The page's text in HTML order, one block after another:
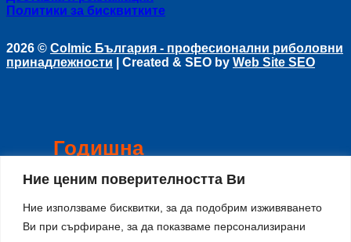
Ние ценим поверителността Ви
Ние използваме бисквитки, за да подобрим изживяването
Ви при сърфиране, за да показваме персонализирани
Политики за бисквитките
2026 © Colmic България - професионални риболовни
принадлежности | Created & SEO by Web Site SEO
Годишна
инвентаризация
Уважаеми Клиенти,
Поради годишна инвентаризация в